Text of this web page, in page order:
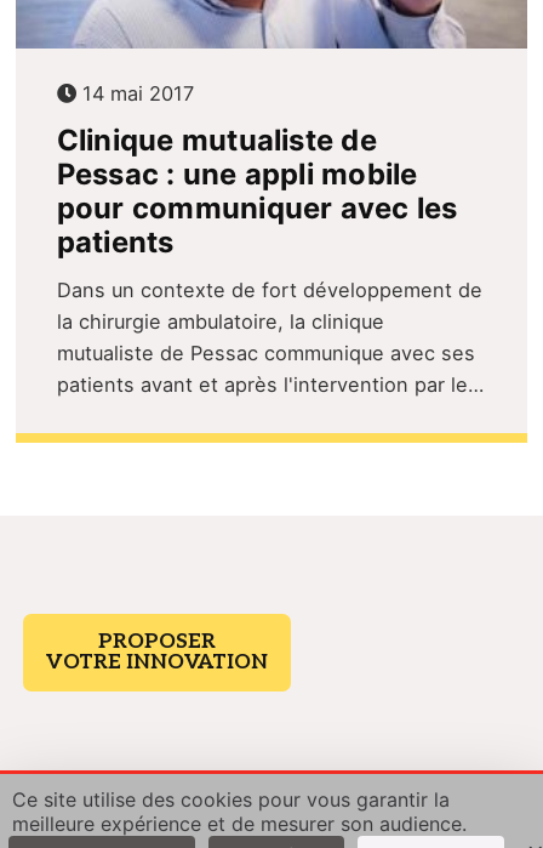
14 mai 2017
Clinique mutualiste de
Pessac : une appli mobile
pour communiquer avec les
patients
Dans un contexte de fort développement de
la chirurgie ambulatoire, la clinique
mutualiste de Pessac communique avec ses
patients avant et après l'intervention par le…
PROPOSER
VOTRE INNOVATION
© 2026 Mutualité
Française
Ce site utilise des cookies pour vous garantir la
meilleure expérience et de mesurer son audience.